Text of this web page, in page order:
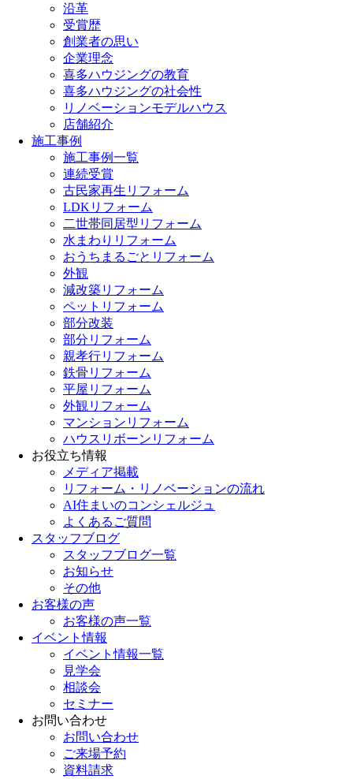
沿革
受賞歴
創業者の思い
企業理念
喜多ハウジングの教育
喜多ハウジングの社会性
リノベーションモデルハウス
店舗紹介
施工事例
施工事例一覧
連続受賞
古民家再生リフォーム
LDKリフォーム
二世帯同居型リフォーム
水まわりリフォーム
おうちまるごとリフォーム
外観
減改築リフォーム
ペットリフォーム
部分改装
部分リフォーム
親孝行リフォーム
鉄骨リフォーム
平屋リフォーム
外観リフォーム
マンションリフォーム
ハウスリボーンリフォーム
お役立ち情報
メディア掲載
リフォーム・リノベーションの流れ
AI住まいのコンシェルジュ
よくあるご質問
スタッフブログ
スタッフブログ一覧
お知らせ
その他
お客様の声
お客様の声一覧
イベント情報
イベント情報一覧
見学会
相談会
セミナー
お問い合わせ
お問い合わせ
ご来場予約
資料請求